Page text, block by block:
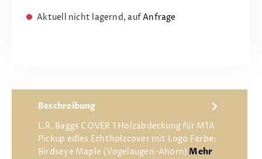
Aktuell nicht lagernd, aufAnfrage
Beschreibung
L.R. Baggs COVER 1 Holzabdeckung für M1A
Pickup edles Echtholzcover mit Logo Farbe:
Birdseye Maple (Vogelaugen-Ahorn) Mehr